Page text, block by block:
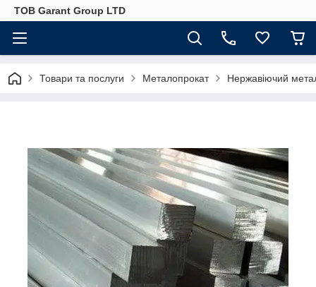
ТОВ Garant Group LTD
Товари та послуги Металопрокат Нержавіючий